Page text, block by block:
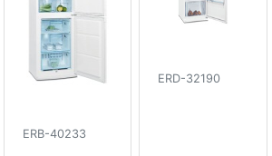
ERB-40233
ERD-32190